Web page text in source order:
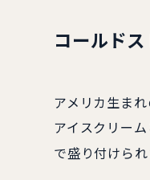
コールドス
アメリカ生ま
アイスクリー
で盛り付けら